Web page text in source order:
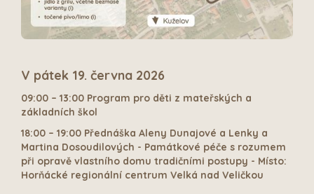
V pátek 19. června 2026
09:00 – 13:00 Program pro děti z mateřských a
základních škol
18:00 – 19:00 Přednáška Aleny Dunajové a Lenky a
Martina Dosoudilových - Památkové péče s rozumem
při opravě vlastního domu tradičními postupy - Místo:
Horňácké regionální centrum Velká nad Veličkou